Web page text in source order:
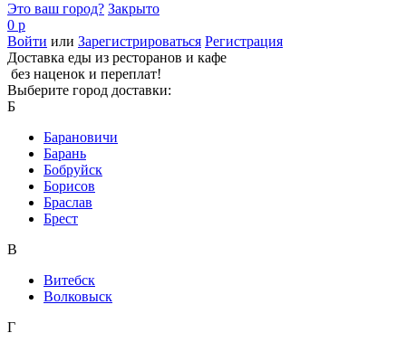
Это ваш город? Закрыто
0 р
Войти или Зарегистрироваться Регистрация
Доставка еды из ресторанов и кафе
без наценок и переплат!
Выберите город доставки:
Б
Барановичи
Барань
Бобруйск
Борисов
Браслав
Брест
В
Витебск
Волковыск
Г